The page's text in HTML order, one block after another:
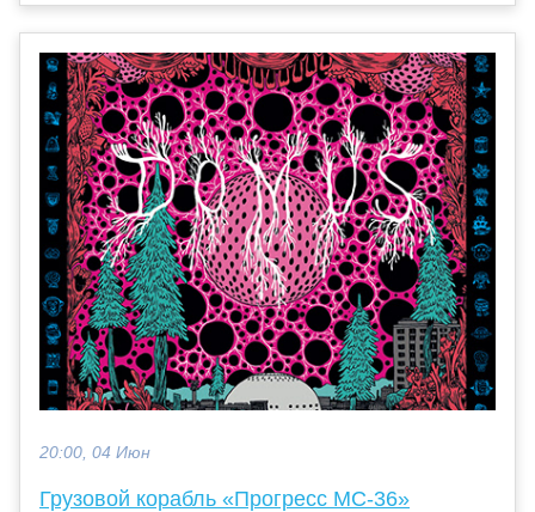
20:00, 04 Июн
Грузовой корабль «Прогресс МС-36»